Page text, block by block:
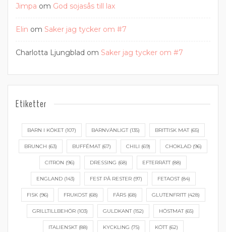
Jimpa om God sojasås till lax
Elin om Saker jag tycker om #7
Charlotta Ljungblad om Saker jag tycker om #7
Etiketter
BARN I KÖKET(107) BARNVÄNLIGT(135) BRITTISK MAT(65)
BRUNCH (63) BUFFÉMAT(67) CHILI (69) CHOKLAD (96)
CITRON (96) DRESSING (68) EFTERRÄTT(88)
ENGLAND(143) FEST PÅ RESTER(97) FETAOST(84)
FISK(96) FRUKOST(68) FÄRS(68) GLUTENFRITT(428)
GRILLTILLBEHÖR (103) GULDKANT(152) HÖSTMAT(65)
ITALIENSKT(88) KYCKLING (75) KÖTT(62)